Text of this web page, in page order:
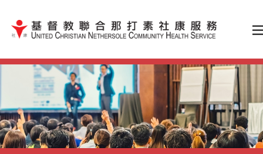
跳到內容（按輸入鍵）